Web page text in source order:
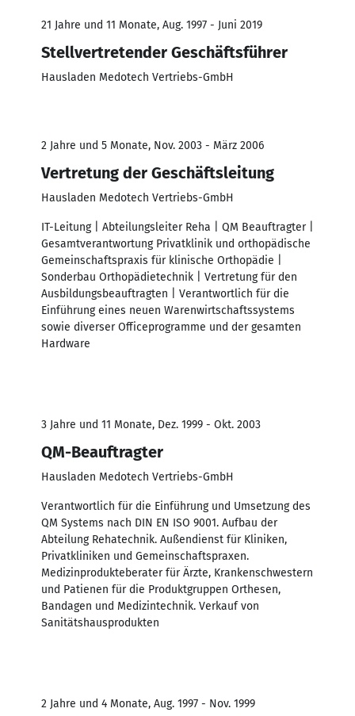
21 Jahre und 11 Monate, Aug. 1997 - Juni 2019
Stellvertretender Geschäftsführer
Hausladen Medotech Vertriebs-GmbH
2 Jahre und 5 Monate, Nov. 2003 - März 2006
Vertretung der Geschäftsleitung
Hausladen Medotech Vertriebs-GmbH
IT-Leitung | Abteilungsleiter Reha | QM Beauftragter |
Gesamtverantwortung Privatklinik und orthopädische
Gemeinschaftspraxis für klinische Orthopädie |
Sonderbau Orthopädietechnik | Vertretung für den
Ausbildungsbeauftragten | Verantwortlich für die
Einführung eines neuen Warenwirtschaftssystems
sowie diverser Officeprogramme und der gesamten
Hardware
3 Jahre und 11 Monate, Dez. 1999 - Okt. 2003
QM-Beauftragter
Hausladen Medotech Vertriebs-GmbH
Verantwortlich für die Einführung und Umsetzung des
QM Systems nach DIN EN ISO 9001. Aufbau der
Abteilung Rehatechnik. Außendienst für Kliniken,
Privatkliniken und Gemeinschaftspraxen.
Medizinprodukteberater für Ärzte, Krankenschwestern
und Patienen für die Produktgruppen Orthesen,
Bandagen und Medizintechnik. Verkauf von
Sanitätshausprodukten
2 Jahre und 4 Monate, Aug. 1997 - Nov. 1999